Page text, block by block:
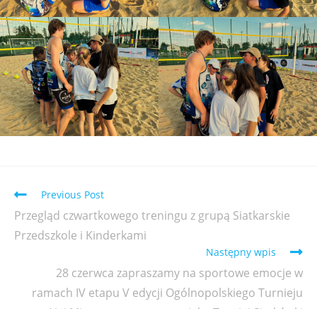
Previous Post
Przegląd czwartkowego treningu z grupą Siatkarskie
Przedszkole i Kinderkami
Następny wpis
28 czerwca zapraszamy na sportowe emocje w
ramach IV etapu V edycji Ogólnopolskiego Turnieju